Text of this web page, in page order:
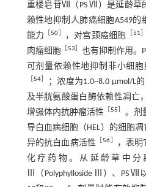
重楼皂苷Ⅶ（PS Ⅶ）是延龄草
赖性地抑制人肺癌细胞A549
能力
［50 ，对宫颈癌细胞 ［51
肉瘤细胞
53
也有抑制作用。
可剂量依赖性地抑制非小细胞
［54
；浓度为1.0~8.0 μmol/L
及半胱氨酸蛋白酶依赖性凋亡
增强体内抗肿瘤活性 ［55
。剂
导白血病细胞（HEL）的细胞
异的抗白血病活性 ［56
，表
化疗药物。从延龄草中分
Ⅲ（Polyphylloside Ⅲ）、PS